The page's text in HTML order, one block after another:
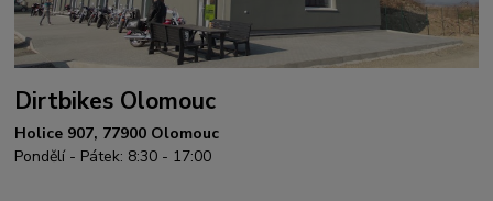
Dirtbikes Olomouc
Holice 907, 77900 Olomouc
Pondělí - Pátek: 8:30 - 17:00